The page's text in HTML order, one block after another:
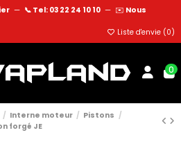
— 📞 Tel: 03 22 24 10 10 — ✉️ Nous
Liste d'envie (0)
0
Interne moteur
Pistons
forgé JE